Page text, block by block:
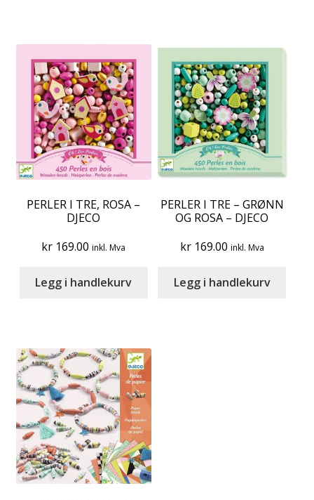
PERLER I TRE, ROSA –
DJECO
kr 169.00 inkl. Mva
Legg i handlekurv
PERLER I TRE – GRØNN
OG ROSA – DJECO
kr169.00 inkl. Mva
Legg i handlekurv